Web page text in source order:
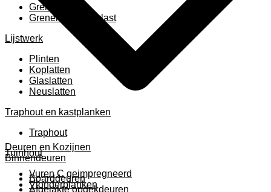
Grenen B ruw
Grenen gevingerlast
Lijstwerk
Plinten
Koplatten
Glaslatten
Neuslatten
Traphout en kastplanken
Traphout
Tuinhout
Vuren C geimpregneerd
Vlonderplanken
Deuren en Kozijnen
Binnendeuren
Boarddeuren
Afgelakte opdekdeuren